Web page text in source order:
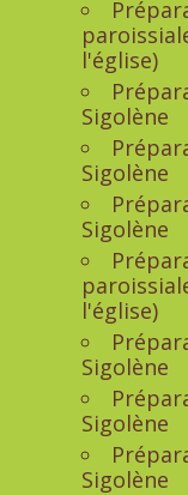
l'église)
Sigolène
Sigolène
Sigolène
l'église)
Sigolène
Sigolène
Sigolène